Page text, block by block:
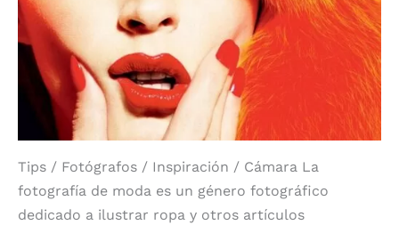
Tips / Fotógrafos / Inspiración / Cámara La
fotografía de moda es un género fotográfico
dedicado a ilustrar ropa y otros artículos